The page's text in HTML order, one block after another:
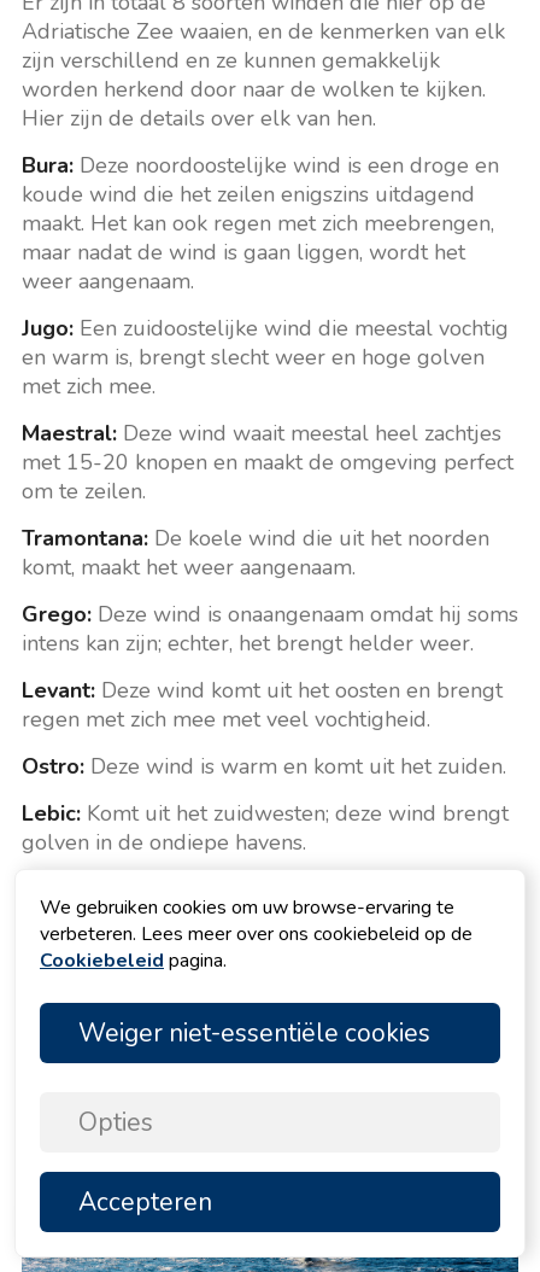
Adriatische Zee waaien, en de kenmerken van elk
zijn verschillend en ze kunnen gemakkelijk
worden herkend door naar de wolken te kijken.
Hier zijn de details over elk van hen.
Bura:Deze noordoostelijke wind is een droge en
koude wind die het zeilen enigszins uitdagend
maakt. Het kan ook regen met zich meebrengen,
maar nadat de wind is gaan liggen, wordt het
weer aangenaam.
Jugo:Een zuidoostelijke wind die meestal vochtig
en warm is, brengt slecht weer en hoge golven
met zich mee.
Maestral:Deze wind waait meestal heel zachtjes
met 15-20 knopen en maakt de omgeving perfect
om te zeilen.
Tramontana:De koele wind die uit het noorden
komt, maakt het weer aangenaam.
Grego: Deze wind is onaangenaam omdat hij soms
intens kan zijn; echter, het brengt helder weer.
Levant:Deze wind komt uit het oosten en brengt
regen met zich mee met veel vochtigheid.
Ostro:Deze wind is warm en komt uit het zuiden.
Lebic:Komt uit het zuidwesten; deze wind brengt
golven in de ondiepe havens.
plotselinge sterke storm die ongeveer 3 tot 4 keer
per maand kan worden waargenomen. Het duurt
meestal ongeveer 30 minuten en staat bekend als
Neverin.
We gebruiken cookies om uw browse-ervaring te
verbeteren. Lees meer over ons cookiebeleid op de
Cookiebeleid pagina.
Weiger niet-essentiële cookies
Opties
Accepteren